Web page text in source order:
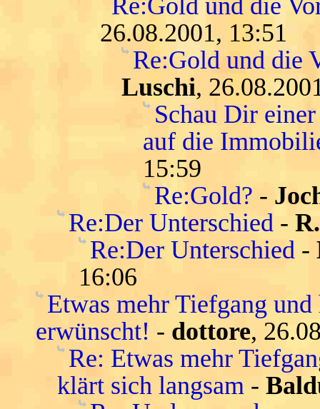
26.08.2001, 13:51
Re:Gold und die
Luschi,
Schau Dir
auf die
15:59
Re:Gold? -
Re:Der Unterschied -
Re:Der Unterschied -
16:06
Etwas mehr Tiefgang
erwünscht! - dottore,
Re: Etwas mehr
klärt sich langsam -